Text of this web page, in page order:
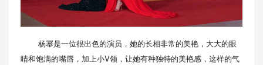
杨幂是一位很出色的演员，她的长相非常的美艳，大大的眼
睛和饱满的嘴唇，加上小V领，让她有种独特的美艳感，这样的气